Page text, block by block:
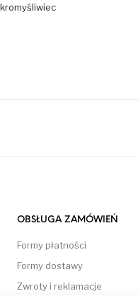
OBSŁUGA ZAMÓWIEŃ
Formy płatności
Formy dostawy
Zwroty i reklamacje